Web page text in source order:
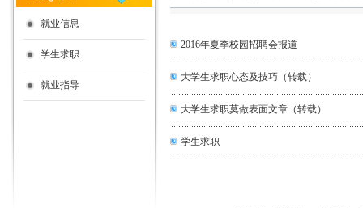
就业信息
学生求职
就业指导
2016年夏季校园招聘会报道
大学生求职心态及技巧（转载）
大学生求职莫做表面文章（转载）
学生求职